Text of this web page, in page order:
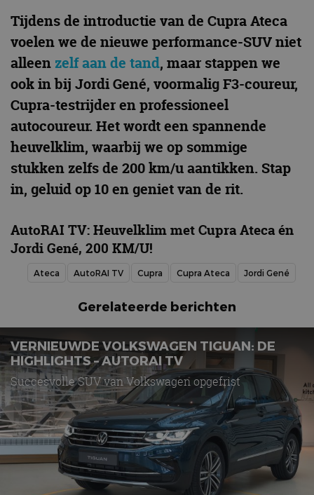
Tijdens de introductie van de Cupra Ateca
voelen we de nieuwe performance-SUV niet
alleen zelf aan de tand, maar stappen we
ook in bij Jordi Gené, voormalig F3-coureur,
Cupra-testrijder en professioneel
autocoureur. Het wordt een spannende
heuvelklim, waarbij we op sommige
stukken zelfs de 200 km/u aantikken. Stap
in, geluid op 10 en geniet van de rit.
AutoRAI TV: Heuvelklim met Cupra Ateca én
Jordi Gené, 200 KM/U!
Ateca AutoRAI TV Cupra Cupra Ateca Jordi Gené
Gerelateerde berichten
VERNIEUWDE VOLKSWAGEN TIGUAN: DE
HIGHLIGHTS – AUTORAI TV
Succesvolle SUV van Volkswagen opgefrist